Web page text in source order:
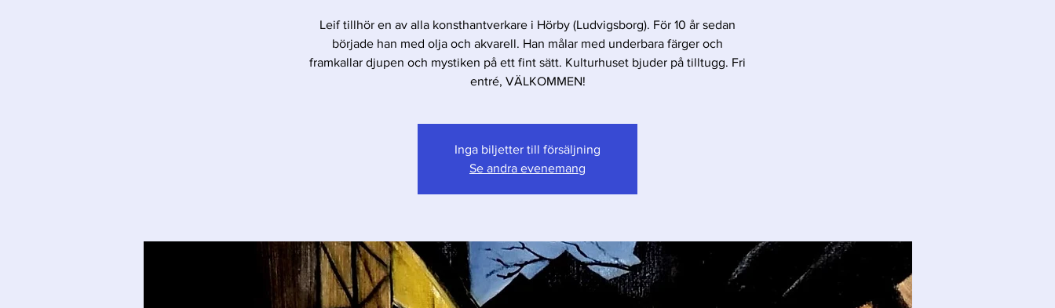
Leif tillhör en av alla konsthantverkare i Hörby (Ludvigsborg). För 10 år sedan
började han med olja och akvarell. Han målar med underbara färger och
framkallar djupen och mystiken på ett fint sätt. Kulturhuset bjuder på tilltugg. Fri
entré, VÄLKOMMEN!
Inga biljetter till försäljning
Se andra evenemang